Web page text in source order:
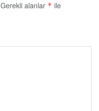
Gerekli alanlar * ile